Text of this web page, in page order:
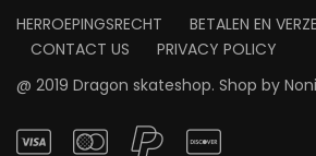
HERROEPINGSRECHT
BETALEN EN
CONTACT US
PRIVACY POLICY
@ 2019 Dragon skateshop. Shop by